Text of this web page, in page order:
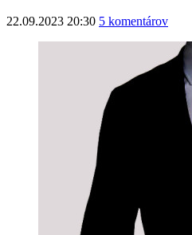
22.09.2023 20:30 5 komentárov